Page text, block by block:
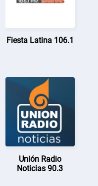
Fiesta Latina 106.1
Unión Radio
Noticias 90.3